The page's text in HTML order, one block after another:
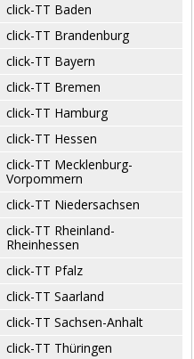
click-TT Baden
click-TT Brandenburg
click-TT Bayern
click-TT Bremen
click-TT Hamburg
click-TT Hessen
click-TT Mecklenburg-
Vorpommern
click-TT Niedersachsen
click-TT Rheinland-
Rheinhessen
click-TT Pfalz
click-TT Saarland
click-TT Sachsen-Anhalt
click-TT Thüringen